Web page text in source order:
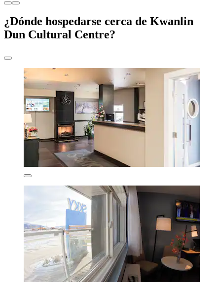
¿Dónde hospedarse cerca de Kwanlin
Dun Cultural Centre?